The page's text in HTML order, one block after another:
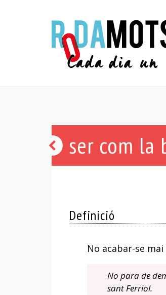
ser com la
Definició
No acabar-se mai
No para de
sant Ferriol.
malaguanyat
-